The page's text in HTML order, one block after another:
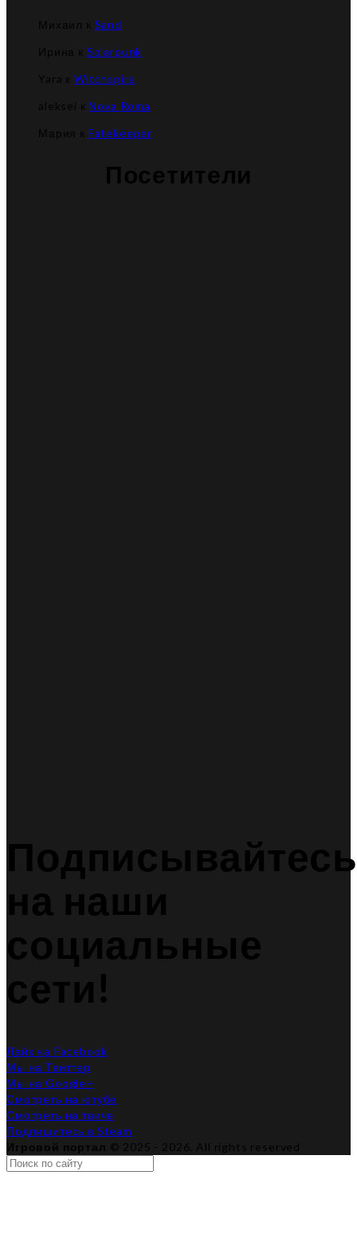
Михаил к Sand
Ирина к Solarpunk
Yara к Witchspire
aleksei кNova Roma
Мария к Fatekeeper
Посетители
Подписывайтесь
на наши
социальные
сети!
Лайк на Facebook
Мы на Твиттер
Мы на Google+
Смотреть на ютубе
Смотреть на твиче
Подпишитесь в Steam
Игровой портал © 2025 - 2026. All rights reserved